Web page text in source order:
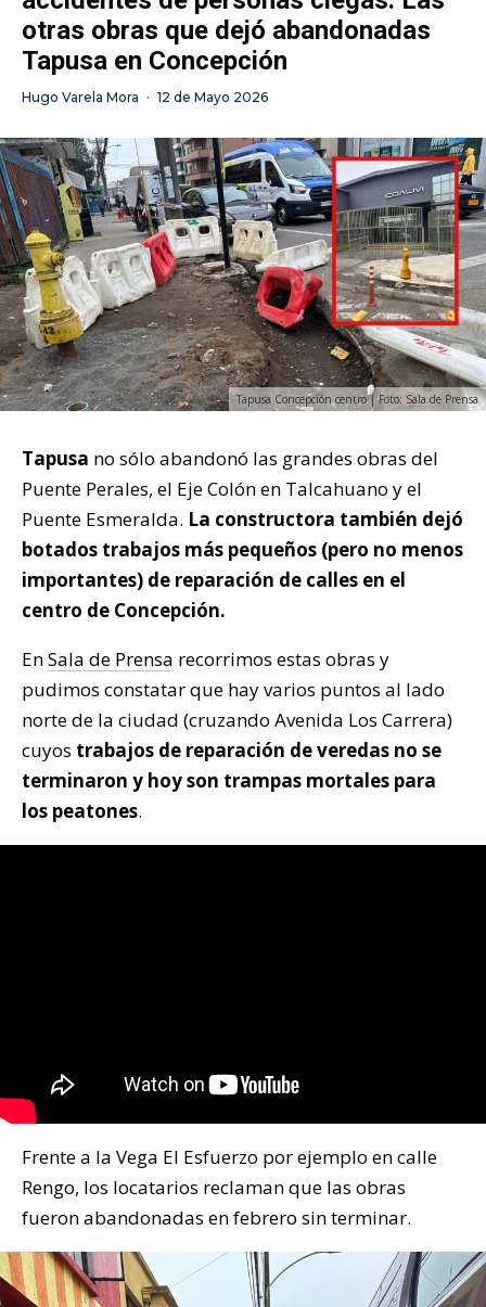
otras obras que dejó abandonadas
Tapusa en Concepción
Hugo Varela Mora · 12 de Mayo 2026
Tapusa Concepción centro | Foto: Sala de Prensa
Tapusa no sólo abandonó las grandes obras del
Puente Perales, el Eje Colón en Talcahuano y el
Puente Esmeralda. La constructora también dejó
botados trabajos más pequeños (pero no menos
importantes) de reparación de calles en el
centro de Concepción.
EnSala de Prensa recorrimos estas obras y
pudimos constatar que hay varios puntos al lado
norte de la ciudad (cruzando Avenida Los Carrera)
cuyos trabajos de reparación de veredas no se
terminaron y hoy son trampas mortales para
los peatones.
Frente a la Vega El Esfuerzo por ejemplo en calle
Rengo, los locatarios reclaman que las obras
fueron abandonadas en febrero sin terminar.